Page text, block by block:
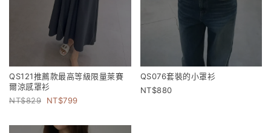
QS121推薦款最高等級限量萊賽
爾涼感罩衫
829
799
QS076套裝的小罩衫
880